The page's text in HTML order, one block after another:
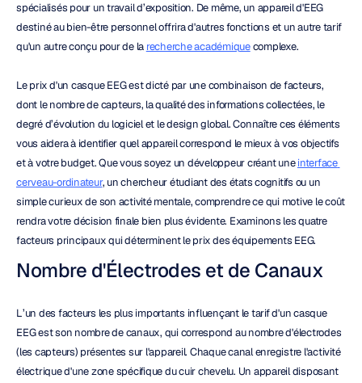
spécialisés pour un travail d’exposition. De même, un appareil d'EEG
destiné au bien-être personnel offrira d'autres fonctions et un autre tarif
qu'un autre conçu pour de la recherche académique complexe.
Le prix d'un casque EEG est dicté par une combinaison de facteurs,
dont le nombre de capteurs, la qualité des informations collectées, le
degré d’évolution du logiciel et le design global. Connaître ces éléments
vous aidera à identifier quel appareil correspond le mieux à vos objectifs
et à votre budget. Que vous soyez un développeur créant une interface
cerveau-ordinateur, un chercheur étudiant des états cognitifs ou un
simple curieux de son activité mentale, comprendre ce qui motive le coût
rendra votre décision finale bien plus évidente. Examinons les quatre
facteurs principaux qui déterminent le prix des équipements EEG.
Nombre d'Électrodes et de Canaux
L’un des facteurs les plus importants influençant le tarif d'un casque
EEG est son nombre de canaux, qui correspond au nombre d'électrodes
(les capteurs) présentes sur l'appareil. Chaque canal enregistre l'activité
électrique d'une zone spécifique du cuir chevelu. Un appareil disposant